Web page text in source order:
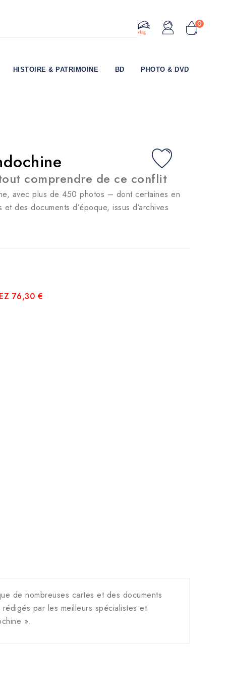
0
Le Mag
HISTOIRE & PATRIMOINE BD PHOTO & DVD
comprendre de ce conflit
avec plus de 450 photos – dont certaines en
des documents d’époque, issus d’archives
76,30 €
de nombreuses cartes et des documents
par les meilleurs spécialistes et
».